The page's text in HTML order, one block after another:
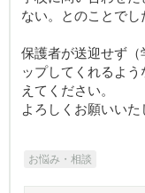
ない。とのことでし
保護者が送迎せず
ップしてくれるよ
えてください。
よろしくお願いいた
お悩み・相談